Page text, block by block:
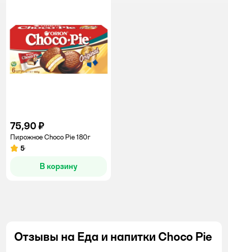
75,90 ₽
Пирожное Choco Pie 180г
Рейтинг:
5
В корзину
Отзывы на Еда и напитки Choco Pie